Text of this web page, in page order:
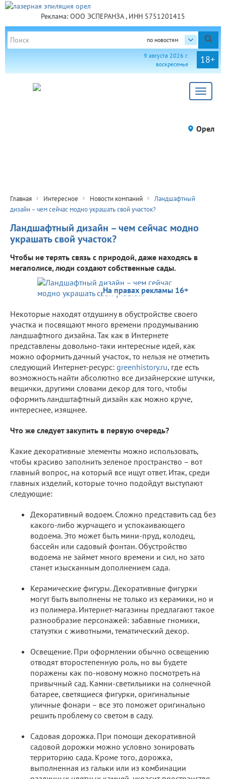
Реклама: ООО ЭСПЕРАНЗА , ИНН 5751201415
по новостям
18+
9 августа 2026 г.
воскресенье
Toggle
Орел
Главная Интересное Новости компаний
Ландшафтный
дизайн – чем сейчас модно украшать свой участок?
Ландшафтный дизайн – чем сейчас модно
украшать свой участок?
Чтобы не терять связь с природой, даже находясь в
мегаполисе, люди создают собственные сады.
На правах рекламы 16+
Некоторые находят отдушину в обустройстве своего
участка и посвящают много времени продумыванию
ландшафтного дизайна. Так как в Интернете
представлены довольно-таки интересные идей, как
можно оформить дачный участок, то нельзя не отметить
следующий Интернет-ресурс: greenhistory.ru, где есть
возможность найти абсолютно все дизайнерские штучки,
вещички, другими словами декор для того, чтобы
оформить ландштафтный дизайн как можно круче,
интереснее, изящнее.
Что же следует закупить в первую очередь?
Какие декоративные элементы можно использовать,
чтобы красиво заполнить зеленое пространство – вот
главный вопрос, на который все ищут ответ. Итак, среди
главных изделий, которые точно подойдут выступают
следующие:
Декоративный водоем. Сложно представить сад без
какого-либо журчащего и успокаивающего
водоема. Это может быть мини-пруд, колодец,
бассейн или садовый фонтан. Обустройство
водоема не займет много времени и сил, но зато
станет изысканным дополнением сада.
Керамические фигуры. Декоративные фигурки
могут быть выполнены не только из керамики, но и
из полимера. Интернет-магазины предлагают такое
разнообразие персонажей: забавные гномики,
статуэтки с животными, тематический декор.
Освещение. При оформлении обычно освещению
отводят второстепенную роль, но вы будете
поражены как по-новому можно посмотреть на
привычный сад. Камни-светильники на солнечной
батарее, светящиеся фигурки, оригинальные
уличные фонари – все это поможет оригинально
решить проблему со светом в саду.
Садовая дорожка. При помощи декоративной
садовой дорожки можно условно зонировать
территорию сада. Кроме того, дорожка,
выполненная из гальки или из комбинации